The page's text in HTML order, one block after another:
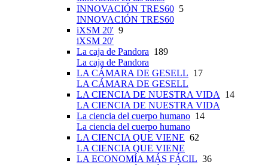
INNOVACIÓN TRES60 5
INNOVACIÓN TRES60
iXSM 20' 9
iXSM 20'
La caja de Pandora 189
La caja de Pandora
LA CÁMARA DE GESELL 17
LA CÁMARA DE GESELL
LA CIENCIA DE NUESTRA VIDA
14
LA CIENCIA DE NUESTRA VIDA
La ciencia del cuerpo humano 14
La ciencia del cuerpo humano
LA CIENCIA QUE VIENE 62
LA CIENCIA QUE VIENE
LA ECONOMÍA MÁS FÁCIL 36